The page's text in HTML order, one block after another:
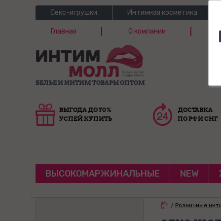
Секс-игрушки Интимная косметика
Главная О компании
БЕЛЬЕ И ИНТИМ ТОВАРЫ ОПТОМ
ВЫГОДА ДО 70%
УСПЕЙ КУПИТЬ
ДОСТАВКА
ПО РФ И СНГ
ВЫСОКОМАРЖИНАЛЬНЫЕ NEW
/ Розничные